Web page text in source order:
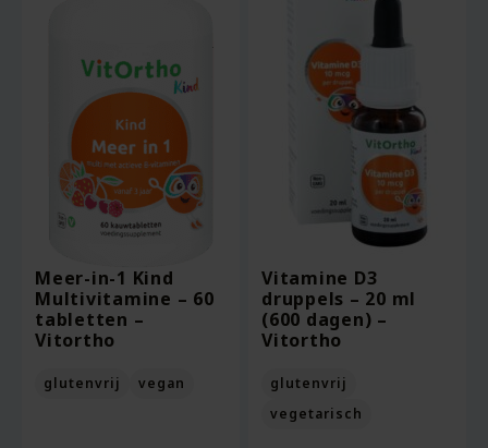
Meer-in-1 Kind
Multivitamine – 60
tabletten –
Vitortho
glutenvrij vegan
Vitamine D3
druppels – 20 ml
(600 dagen) –
Vitortho
glutenvrij
vegetarisch